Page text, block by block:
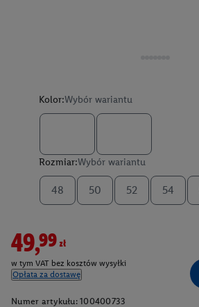
Kolor:Wybór wariantu
Rozmiar:Wybór wariantu
48 50 52 54
49,99zł
w tym VAT bez kosztów wysyłki
Opłata za dostawę
Numer artykułu: 100400733